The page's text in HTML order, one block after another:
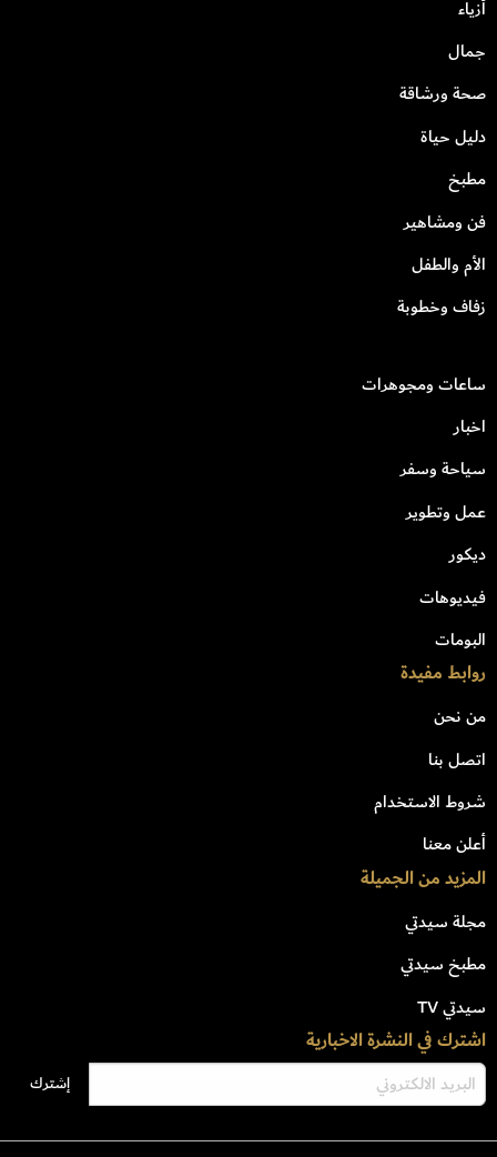
أزياء
جمال
صحة ورشاقة
دليل حياة
مطبخ
فن ومشاهير
الأم والطفل
زفاف وخطوبة
ساعات ومجوهرات
اخبار
سياحة وسفر
عمل وتطوير
ديكور
فيديوهات
البومات
روابط مفيدة
من نحن
اتصل بنا
شروط الاستخدام
أعلن معنا
المزيد من الجميلة
مجلة سيدتي
مطبخ سيدتي
سيدتي TV
اشترك في النشرة الاخبارية